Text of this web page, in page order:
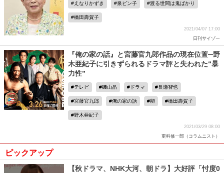
えなりかずき 泉ピン子 渡る世間は鬼ばかり
橋田壽賀子
2021/04/07 17:00
日刊サイゾー
『俺の家の話』と宮藤官九郎作品の現在位置─野
木亜紀子に引きずられるドラマ評と失われた“暴
力性”
テレビ 磯山晶 ドラマ 長瀬智也
宮藤官九郎 俺の家の話 能 橋田壽賀子
野木亜紀子
2021/03/29 08:00
更科修一郎（コラムニスト）
ピックアップ
【秋ドラマ、NHK大河、朝ドラ】大好評「忖度0